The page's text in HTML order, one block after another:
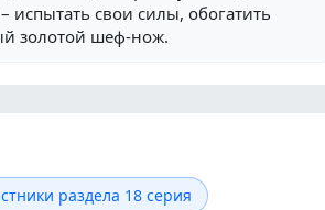
испытать свои силы, обогатить
золотой шеф-нож.
раздела 18 серия